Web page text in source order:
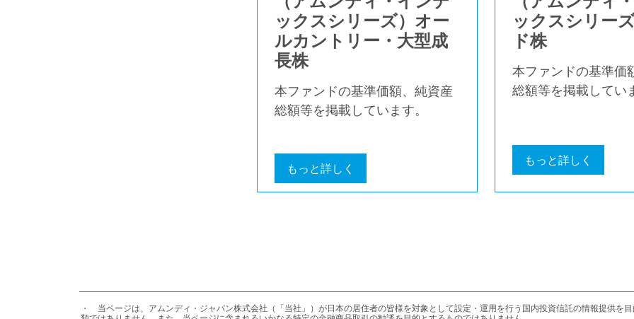
ックスシリーズ）オー
ルカントリー・大型成
長株
本ファンドの基準価額、純資産
総額等を掲載しています。
もっと詳しく
ックスシリー
ド株
本ファンドの基準価
総額等を掲載してい
もっと詳しく
・	当ページは、アムンディ・ジャパン株式会社（「当社」）が日本の居住者の皆様を対象として設定・運用を行う国内投資信託の情報提供を目的として、当社が作成したものであり、法令等に基づく開示書